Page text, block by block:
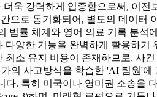
욱 강력하게 입증함으로써, 이
으로 동기화되어, 별도의 데이터
률 체계와 영어 의료 기록 분석
양한 기능을 완벽하게 활용하
소 유지 비용이 존재하므로, 사
의 사고방식을 학습한 'AI 팀원'
. 특히 미국이나 영미권 소송을